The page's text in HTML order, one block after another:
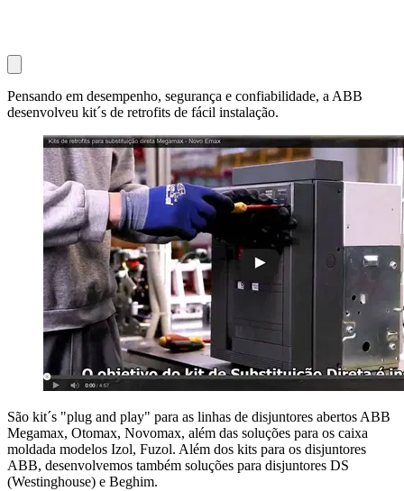
Pensando em desempenho, segurança e confiabilidade, a ABB
desenvolveu kit´s de retrofits de fácil instalação.
São kit´s "plug and play" para as linhas de disjuntores abertos ABB
Megamax, Otomax, Novomax, além das soluções para os caixa
moldada modelos Izol, Fuzol. Além dos kits para os disjuntores
ABB, desenvolvemos também soluções para disjuntores DS
(Westinghouse) e Beghim.